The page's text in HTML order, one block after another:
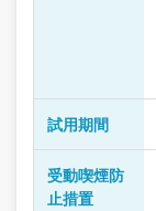
試用期間
受動喫煙防
止措置